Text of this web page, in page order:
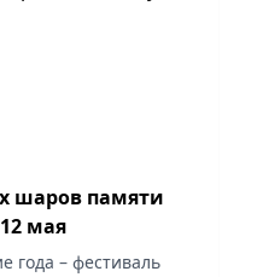
шаров памяти
мая
года – фестиваль